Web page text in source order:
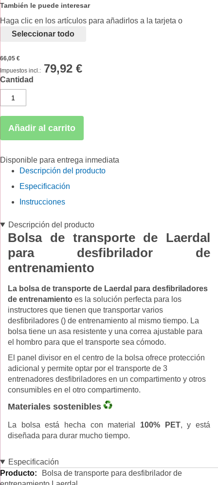
También le puede interesar
Haga clic en los artículos para añadirlos a la tarjeta o
seleccionar todo
66,05 €
79,92 €
Cantidad
Añadir al carrito
Disponible para entrega inmediata
Descripción del producto
Especificación
Instrucciones
Descripción del producto
Bolsa de transporte de Laerdal
para desfibrilador de
entrenamiento
La bolsa de transporte de Laerdal para desfibriladores
de entrenamiento es la solución perfecta para los
instructores que tienen que transportar varios
desfibriladores () de entrenamiento al mismo tiempo. La
bolsa tiene un asa resistente y una correa ajustable para
el hombro para que el transporte sea cómodo.
El panel divisor en el centro de la bolsa ofrece protección
adicional y permite optar por el transporte de 3
entrenadores desfibriladores en un compartimento y otros
consumibles en el otro compartimento.
Materiales sostenibles
La bolsa está hecha con material 100% PET, y está
diseñada para durar mucho tiempo.
Especificación
EspecificaciónBolsa de transporte para desfibrilador de